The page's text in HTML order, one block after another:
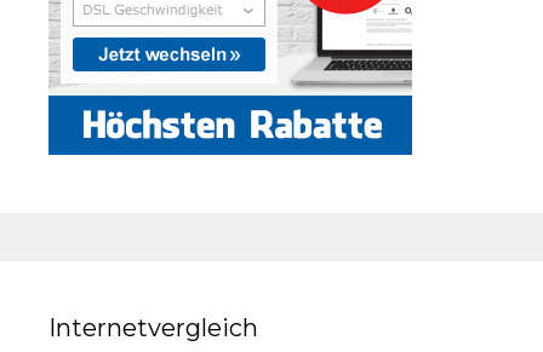
Internetvergleich